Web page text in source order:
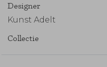
Designer
Kunst Adelt
Collectie